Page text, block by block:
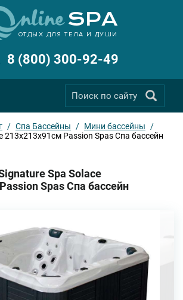
ОТДЫХ ДЛЯ ТЕЛА И ДУШИ
8 (800) 300-92-49
/ Спа Бассейны / Мини бассейны
/
213х213х91см Passion Spas Спа бассейн
Spa Solace
Spas Спа бассейн